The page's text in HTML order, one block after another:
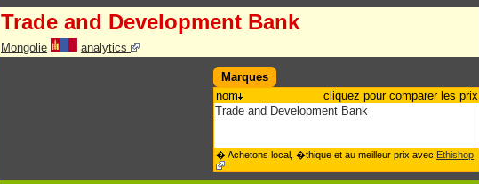
Trade and Development Bank
Mongolie analytics
Marques
nom
cliquez pour comparer les prix
Trade and Development Bank
� Achetons local, �thique et au meilleur prix avec Ethishop